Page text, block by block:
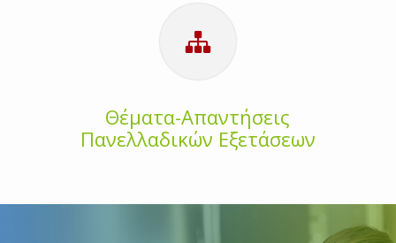
Θέματα-Απαντήσεις
Πανελλαδικών Εξετάσεων